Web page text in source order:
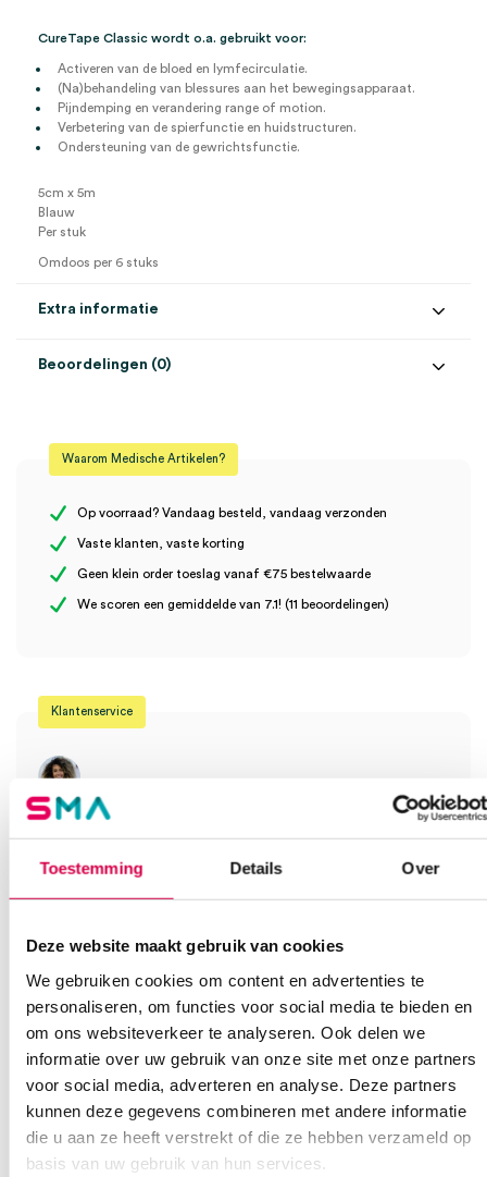
Toestemming Details Over
Deze website maakt gebruik van cookies
We gebruiken cookies om content en advertenties te
personaliseren, om functies voor social media te bieden en
om ons websiteverkeer te analyseren. Ook delen we
informatie over uw gebruik van onze site met onze partners
voor social media, adverteren en analyse. Deze partners
kunnen deze gegevens combineren met andere informatie
die u aan ze heeft verstrekt of die ze hebben verzameld op
basis van uw gebruik van hun services.
CureTape Classic wordt o.a. gebruikt voor:
Activeren van de bloed en lymfecirculatie.
(Na)behandeling van blessures aan het bewegingsapparaat.
Pijndemping en verandering range of motion.
Verbetering van de spierfunctie en huidstructuren.
Ondersteuning van de gewrichtsfunctie.
5cm x 5m
Blauw
Per stuk
Omdoos per 6 stuks
Extra informatie
Kleur blauw
Steriel
Beoordelingen (0)
Er zijn nog geen beoordelingen.
beoordelen
Waarom Medische Artikelen?
Op voorraad? Vandaag besteld, vandaag verzonden
Vaste klanten, vaste korting
Geen klein order toeslag vanaf €75 bestelwaarde
We scoren een gemiddelde van 7.1! (11 beoordelingen)
Klantenservice
Heb je een vraag?
Vind je antwoord snel en makkelijk op onze klantenservice pagina.
Onze klantenservice is bereikbaar van maandag t/m vrijdag van